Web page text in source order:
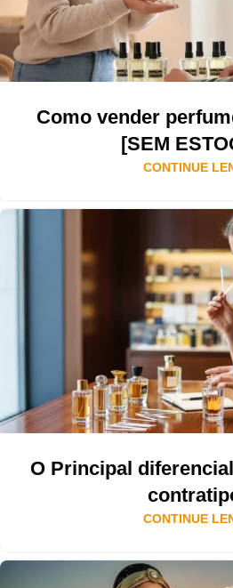
Como vender
[SEM
CONTINUE
O Principal
CONTINUE